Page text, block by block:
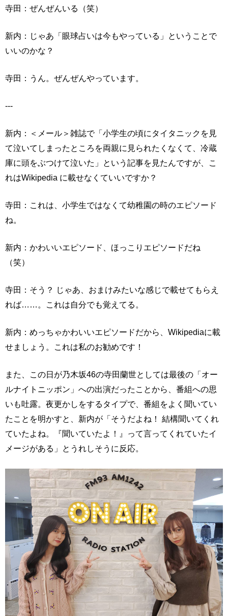
寺田：ぜんぜんいる（笑）
新内：じゃあ「眼球占いは今もやっている」ということで
いいのかな？
寺田：うん。ぜんぜんやっています。
---
新内：＜メール＞雑誌で「小学生の頃にタイタニックを見
て泣いてしまったところを両親に見られたくなくて、冷蔵
庫に頭をぶつけて泣いた」という記事を見たんですが、こ
れはWikipedia に載せなくていいですか？
寺田：これは、小学生ではなくて幼稚園の時のエピソード
ね。
新内：かわいいエピソード、ほっこりエピソードだね
（笑）
寺田：そう？ じゃあ、おまけみたいな感じで載せてもらえ
れば……。これは自分でも覚えてる。
新内：めっちゃかわいいエピソードだから、Wikipediaに載
せましょう。これは私のお勧めです！
また、この日が乃木坂46の寺田蘭世としては最後の「オー
ルナイトニッポン」への出演だったことから、番組への思
いも吐露。夜更かしをするタイプで、番組をよく聞いてい
たことを明かすと、新内が「そうだよね！ 結構聞いてくれ
ていたよね。『聞いていたよ！』って言ってくれていたイ
メージがある」とうれしそうに反応。